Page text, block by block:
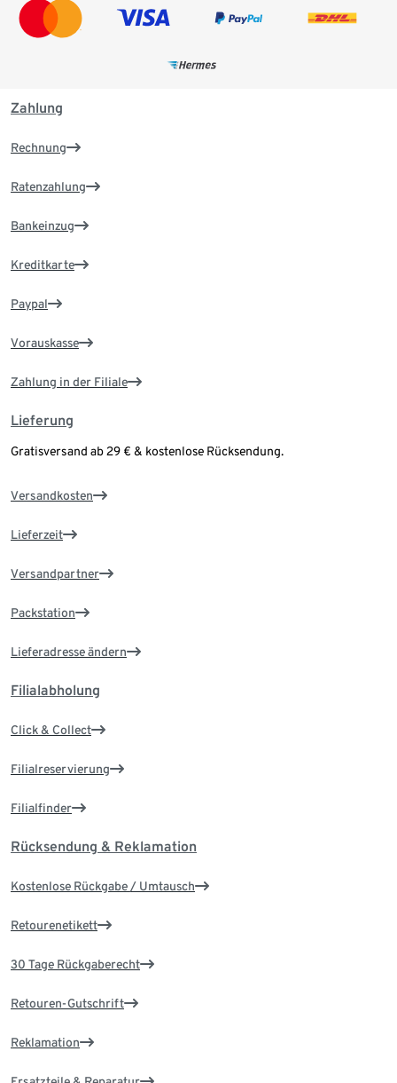
Zahlung
Rechnung
Ratenzahlung
Bankeinzug
Kreditkarte
Paypal
Vorauskasse
Zahlung in der Filiale
Lieferung
Gratisversand ab 29 € & kostenlose Rücksendung.
Versandkosten
Lieferzeit
Versandpartner
Packstation
Lieferadresse ändern
Filialabholung
Click & Collect
Filialreservierung
Filialfinder
Rücksendung & Reklamation
Kostenlose Rückgabe / Umtausch
Retourenetikett
30 Tage Rückgaberecht
Retouren-Gutschrift
Reklamation